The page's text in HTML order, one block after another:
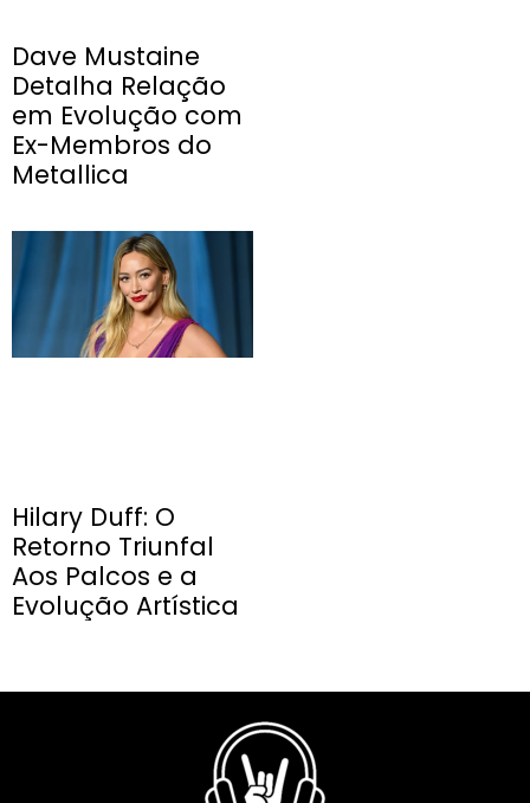
Dave Mustaine
Detalha Relação
em Evolução com
Ex-Membros do
Metallica
Hilary Duff: O
Retorno Triunfal
Aos Palcos e a
Evolução Artística